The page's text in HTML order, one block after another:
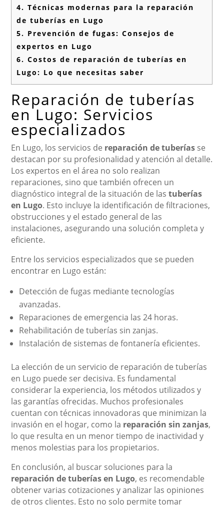
4. Técnicas modernas para la reparación
de tuberías en Lugo
5. Prevención de fugas: Consejos de
expertos en Lugo
6. Costos de reparación de tuberías en
Lugo: Lo que necesitas saber
Reparación de tuberías
en Lugo: Servicios
especializados
En Lugo, los servicios de reparación de tuberías se
destacan por su profesionalidad y atención al detalle.
Los expertos en el área no solo realizan
reparaciones, sino que también ofrecen un
diagnóstico integral de la situación de lastuberías
en Lugo. Esto incluye la identificación de filtraciones,
obstrucciones y el estado general de las
instalaciones, asegurando una solución completa y
eficiente.
Entre los servicios especializados que se pueden
encontrar en Lugo están:
Detección de fugas mediante tecnologías
avanzadas.
Reparaciones de emergencia las 24 horas.
Rehabilitación de tuberías sin zanjas.
Instalación de sistemas de fontanería eficientes.
La elección de un servicio de reparación de tuberías
en Lugo puede ser decisiva. Es fundamental
considerar la experiencia, los métodos utilizados y
las garantías ofrecidas. Muchos profesionales
cuentan con técnicas innovadoras que minimizan la
invasión en el hogar, como la reparación sin zanjas,
lo que resulta en un menor tiempo de inactividad y
menos molestias para los propietarios.
En conclusión, al buscar soluciones para la
reparación de tuberías en Lugo, es recomendable
obtener varias cotizaciones y analizar las opiniones
de otros clientes. Esto no solo permite tomar